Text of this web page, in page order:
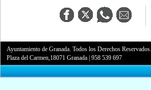
Ayuntamiento de Granada. Todos los Derechos Reservados.
Plaza del Carmen,18071 Granada |958 539 697